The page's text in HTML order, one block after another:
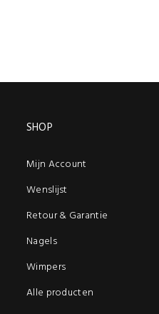
SHOP
Mijn Account
Wenslijst
Retour & Garantie
Nagels
Wimpers
Alle producten